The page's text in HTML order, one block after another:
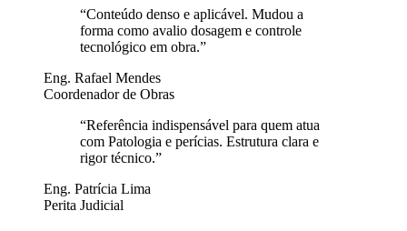
“Conteúdo denso e aplicável. Mudou a
forma como avalio dosagem e controle
tecnológico em obra.”
Eng. Rafael Mendes
Coordenador de Obras
“Referência indispensável para quem atua
com Patologia e perícias. Estrutura clara e
rigor técnico.”
Eng. Patrícia Lima
Perita Judicial